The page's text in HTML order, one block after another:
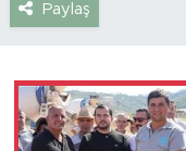
Paylaş
Turizm
Yaşam